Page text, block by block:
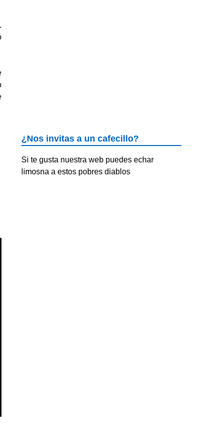
¿Nos invitas a un cafecillo?
Si te gusta nuestra web puedes echar
limosna a estos pobres diablos